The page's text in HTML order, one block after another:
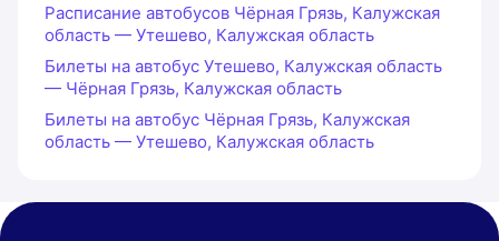
Расписание автобусов Чёрная Грязь, Калужская
область — Утешево, Калужская область
Билеты на автобус Утешево, Калужская область
— Чёрная Грязь, Калужская область
Билеты на автобус Чёрная Грязь, Калужская
область — Утешево, Калужская область